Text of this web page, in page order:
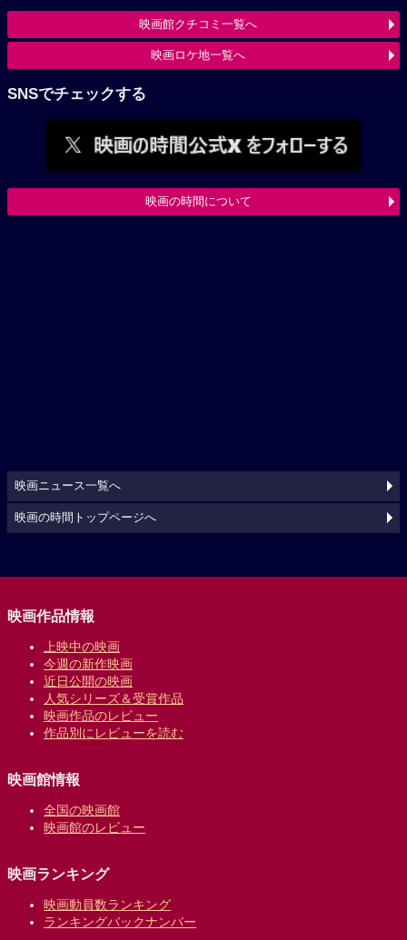
映画館クチコミ一覧へ
映画ロケ地一覧へ
SNSでチェックする
映画の時間について
映画ニュース一覧へ
映画の時間トップページへ
映画作品情報
上映中の映画
今週の新作映画
近日公開の映画
人気シリーズ＆受賞作品
映画作品のレビュー
作品別にレビューを読む
映画館情報
全国の映画館
映画館のレビュー
映画ランキング
映画動員数ランキング
ランキングバックナンバー